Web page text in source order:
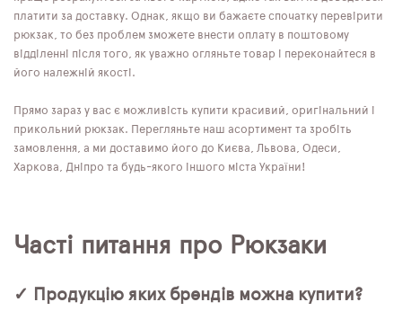
платити за доставку. Однак, якщо ви бажаєте спочатку перевірити
рюкзак, то без проблем зможете внести оплату в поштовому
відділенні після того, як уважно огляньте товар і переконайтеся в
його належній якості.
Прямо зараз у вас є можливість купити красивий, оригінальний і
прикольний рюкзак. Перегляньте наш асортимент та зробіть
замовлення, а ми доставимо його до Києва, Львова, Одеси,
Харкова, Дніпро та будь-якого іншого міста України!
Часті питання про Рюкзаки
✓ Продукцію яких брендів можна купити?